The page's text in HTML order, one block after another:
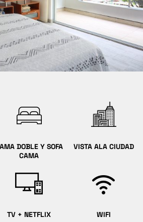
DOBLE Y SOFA
CAMA
VISTA ALA CIUDAD
TV + NETFLIX WIFI